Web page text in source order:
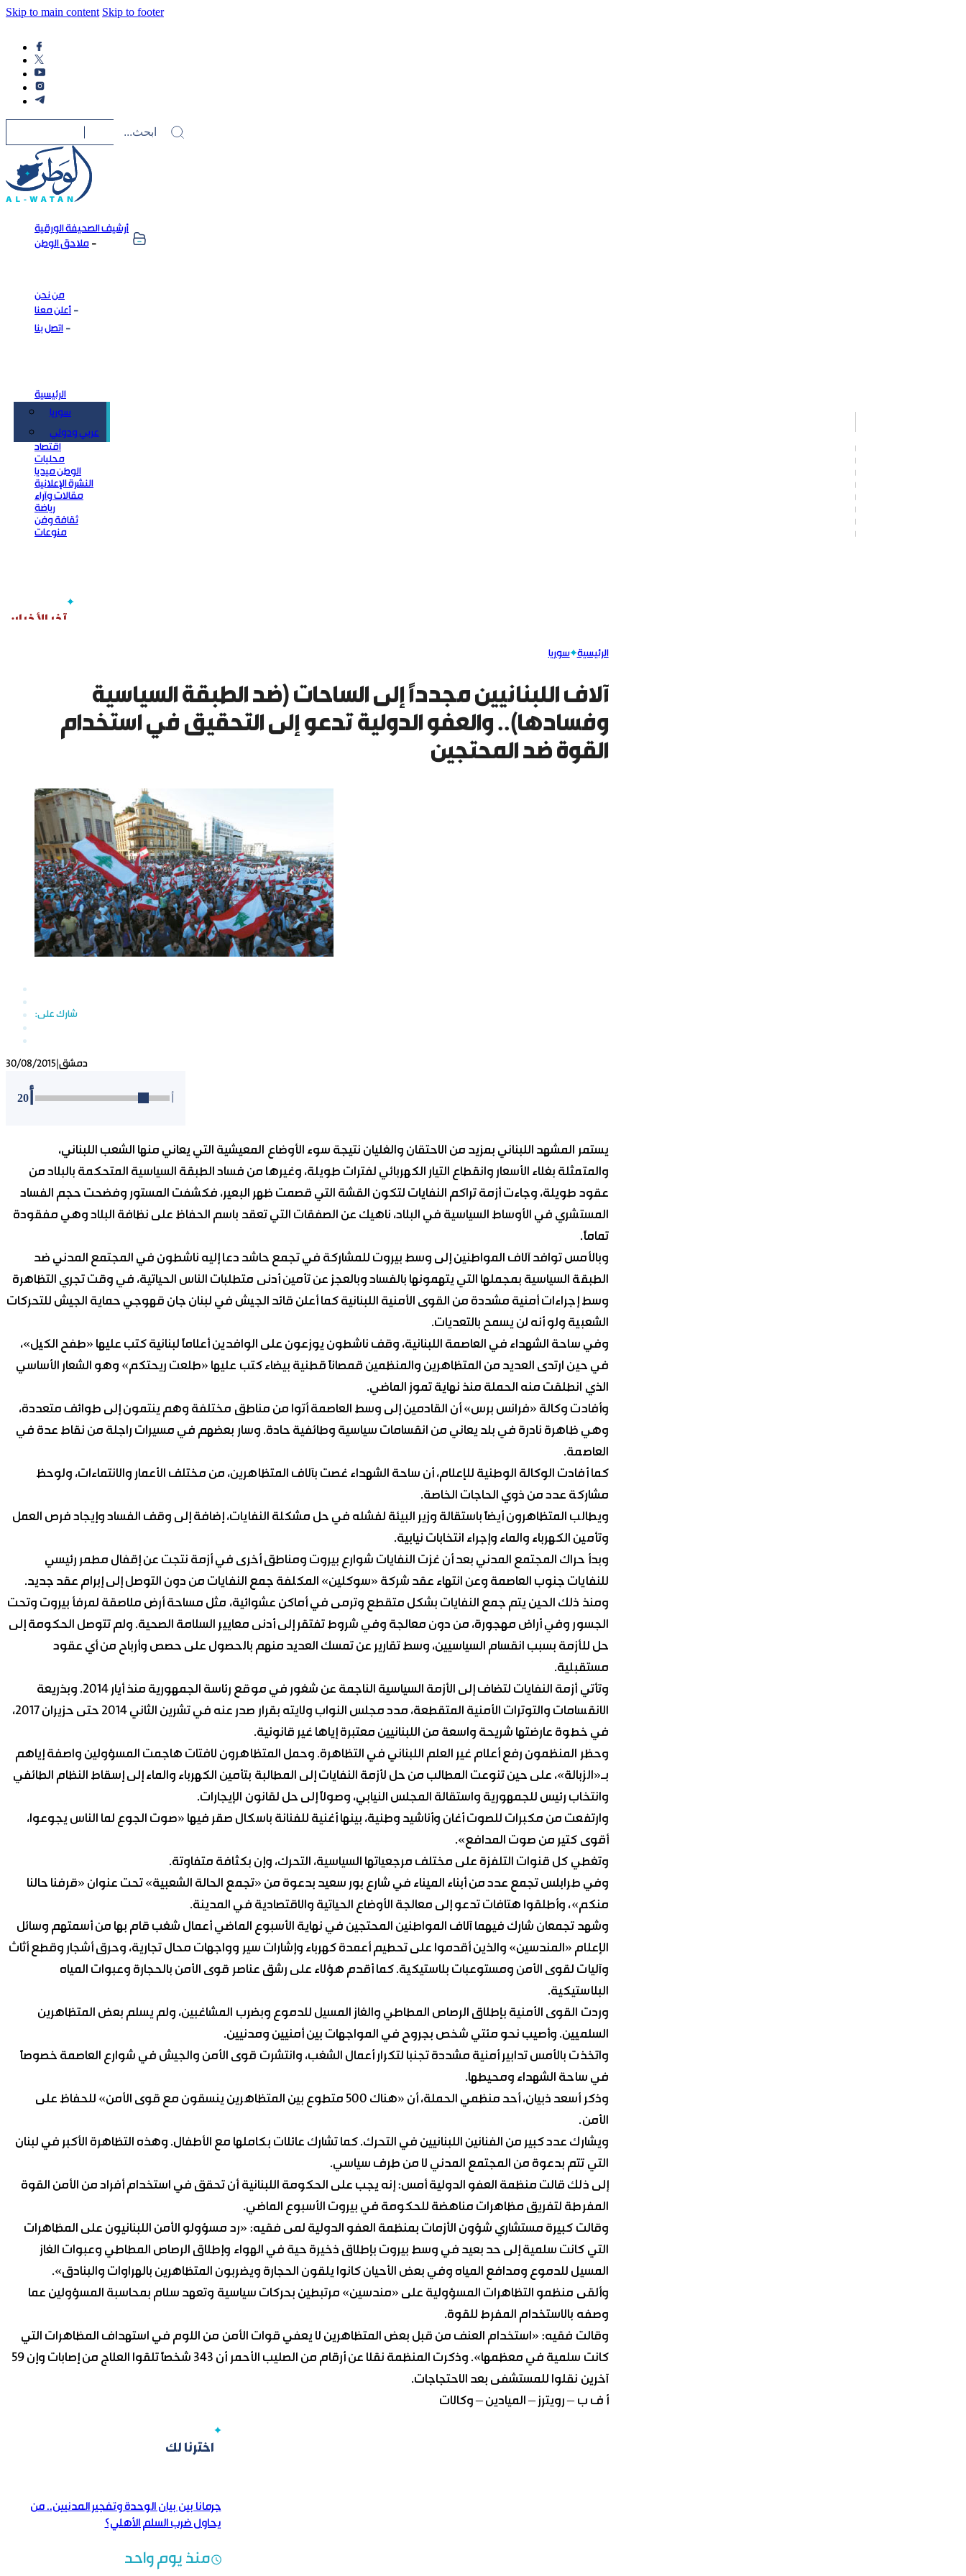
Skip to main content Skip to footer
أرشيف الصحيفة الورقية
ملاحق الوطن
من نحن
أعلن معنا
اتصل بنا
الرئيسية
سوريا
عربي ودولي
اقتصاد
محليات
الوطن ميديا
النشرة الإعلانية
مقالات وآراء
رياضة
ثقافة وفن
منوعات
الرئيسية سوريا
آلاف اللبنانيين مجدداً إلى الساحات (ضد الطبقة السياسية
وفسادها).. والعفو الدولية تدعو إلى التحقيق في استخدام
القوة ضد المحتجين
30/08/2015 دمشق
20
يستمر المشهد اللبناني بمزيد من الاحتقان والغليان نتيجة سوء الأوضاع المعيشية التي يعاني منها الشعب اللبناني،
والمتمثلة بغلاء الأسعار وانقطاع التيار الكهربائي لفترات طويلة، وغيرها من فساد الطبقة السياسية المتحكمة بالبلاد من
عقود طويلة، وجاءت أزمة تراكم النفايات لتكون القشة التي قصمت ظهر البعير، فكشفت المستور وفضحت حجم الفساد
المستشري في الأوساط السياسية في البلاد، ناهيك عن الصفقات التي تعقد باسم الحفاظ على نظافة البلاد وهي مفقودة
تماماً.
وبالأمس توافد آلاف المواطنين إلى وسط بيروت للمشاركة في تجمع حاشد دعا إليه ناشطون في المجتمع المدني ضد
الطبقة السياسية بمجملها التي يتهمونها بالفساد وبالعجز عن تأمين أدنى متطلبات الناس الحياتية، في وقت تجري التظاهرة
وسط إجراءات أمنية مشددة من القوى الأمنية اللبنانية كما أعلن قائد الجيش في لبنان جان قهوجي حماية الجيش للتحركات
الشعبية ولو أنه لن يسمح بالتعديات.
وفي ساحة الشهداء في العاصمة اللبنانية، وقف ناشطون يوزعون على الوافدين أعلاماً لبنانية كتب عليها «طفح الكيل»،
في حين ارتدى العديد من المتظاهرين والمنظمين قمصاناً قطنية بيضاء كتب عليها «طلعت ريحتكم» وهو الشعار الأساسي
الذي انطلقت منه الحملة منذ نهاية تموز الماضي.
وأفادت وكالة «فرانس برس» أن القادمين إلى وسط العاصمة أتوا من مناطق مختلفة وهم ينتمون إلى طوائف متعددة،
وهي ظاهرة نادرة في بلد يعاني من انقسامات سياسية وطائفية حادة. وسار بعضهم في مسيرات راجلة من نقاط عدة في
العاصمة.
كما أفادت الوكالة الوطنية للإعلام، أن ساحة الشهداء غصت بآلاف المتظاهرين، من مختلف الأعمار والانتماءات، ولوحظ
مشاركة عدد من ذوي الحاجات الخاصة.
ويطالب المتظاهرون أيضاً باستقالة وزير البيئة لفشله في حل مشكلة النفايات، إضافة إلى وقف الفساد وإيجاد فرص العمل
وتأمين الكهرباء والماء وإجراء انتخابات نيابية.
وبدأ حراك المجتمع المدني بعد أن غزت النفايات شوارع بيروت ومناطق أخرى في أزمة نتجت عن إقفال مطمر رئيسي
للنفايات جنوب العاصمة وعن انتهاء عقد شركة «سوكلين» المكلفة جمع النفايات من دون التوصل إلى إبرام عقد جديد.
ومنذ ذلك الحين يتم جمع النفايات بشكل متقطع وترمى في أماكن عشوائية، مثل مساحة أرض ملاصقة لمرفأ بيروت وتحت
الجسور وفي أراض مهجورة، من دون معالجة وفي شروط تفتقر إلى أدنى معايير السلامة الصحية. ولم تتوصل الحكومة إلى
حل للأزمة بسبب انقسام السياسيين، وسط تقارير عن تمسك العديد منهم بالحصول على حصص وأرباح من أي عقود
مستقبلية.
وتأتي أزمة النفايات لتضاف إلى الأزمة السياسية الناجمة عن شغور في موقع رئاسة الجمهورية منذ أيار 2014. وبذريعة
الانقسامات والتوترات الأمنية المتقطعة، مدد مجلس النواب ولايته بقرار صدر عنه في تشرين الثاني 2014 حتى حزيران 2017،
في خطوة عارضتها شريحة واسعة من اللبنانيين معتبرة إياها غير قانونية.
وحظر المنظمون رفع أعلام غير العلم اللبناني في التظاهرة. وحمل المتظاهرون لافتات هاجمت المسؤولين واصفة إياهم
بـ«الزبالة»، على حين تنوعت المطالب من حل لأزمة النفايات إلى المطالبة بتأمين الكهرباء والماء إلى إسقاط النظام الطائفي
وانتخاب رئيس للجمهورية واستقالة المجلس النيابي، وصولاً إلى حل لقانون الإيجارات.
وارتفعت من مكبرات للصوت أغان وأناشيد وطنية، بينها أغنية للفنانة باسكال صقر فيها «صوت الجوع لما الناس يجوعوا،
أقوى كتير من صوت المدافع».
وتغطي كل قنوات التلفزة على مختلف مرجعياتها السياسية، التحرك، وإن بكثافة متفاوتة.
وفي طرابلس تجمع عدد من أبناء الميناء في شارع بور سعيد بدعوة من «تجمع الحالة الشعبية» تحت عنوان «قرفنا حالنا
منكم»، وأطلقوا هتافات تدعو إلى معالجة الأوضاع الحياتية والاقتصادية في المدينة.
وشهد تجمعان شارك فيهما آلاف المواطنين المحتجين في نهاية الأسبوع الماضي أعمال شغب قام بها من أسمتهم وسائل
الإعلام «المندسين» والذين أقدموا على تحطيم أعمدة كهرباء وإشارات سير وواجهات محال تجارية، وحرق أشجار وقطع أثاث
وآليات لقوى الأمن ومستوعبات بلاستيكية. كما أقدم هؤلاء على رشق عناصر قوى الأمن بالحجارة وعبوات المياه
البلاستيكية.
وردت القوى الأمنية بإطلاق الرصاص المطاطي والغاز المسيل للدموع وبضرب المشاغبين، ولم يسلم بعض المتظاهرين
السلميين. وأصيب نحو مئتي شخص بجروح في المواجهات بين أمنيين ومدنيين.
واتخذت بالأمس تدابير أمنية مشددة تجنبا لتكرار أعمال الشغب، وانتشرت قوى الأمن والجيش في شوارع العاصمة خصوصاً
في ساحة الشهداء ومحيطها.
وذكر أسعد ذبيان، أحد منظمي الحملة، أن «هناك 500 متطوع بين المتظاهرين ينسقون مع قوى الأمن» للحفاظ على
الأمن.
ويشارك عدد كبير من الفنانين اللبنانيين في التحرك. كما تشارك عائلات بكاملها مع الأطفال. وهذه التظاهرة الأكبر في لبنان
التي تتم بدعوة من المجتمع المدني لا من طرف سياسي.
إلى ذلك قالت منظمة العفو الدولية أمس: إنه يجب على الحكومة اللبنانية أن تحقق في استخدام أفراد من الأمن القوة
المفرطة لتفريق مظاهرات مناهضة للحكومة في بيروت الأسبوع الماضي.
وقالت كبيرة مستشاري شؤون الأزمات بمنظمة العفو الدولية لمى فقيه: «رد مسؤولو الأمن اللبنانيون على المظاهرات
التي كانت سلمية إلى حد بعيد في وسط بيروت بإطلاق ذخيرة حية في الهواء وإطلاق الرصاص المطاطي وعبوات الغاز
المسيل للدموع ومدافع المياه وفي بعض الأحيان كانوا يلقون الحجارة ويضربون المتظاهرين بالهراوات والبنادق».
وألقى منظمو التظاهرات المسؤولية على «مندسين» مرتبطين بحركات سياسية وتعهد سلام بمحاسبة المسؤولين عما
وصفه بالاستخدام المفرط للقوة.
وقالت فقيه: «استخدام العنف من قبل بعض المتظاهرين لا يعفي قوات الأمن من اللوم في استهداف المظاهرات التي
كانت سلمية في معظمها». وذكرت المنظمة نقلا عن أرقام من الصليب الأحمر أن 343 شخصاً تلقوا العلاج من إصابات وإن 59
آخرين نقلوا للمستشفى بعد الاحتجاجات.
أ ف ب – رويترز – الميادين – وكالات
اخترنا لك
جرمانا بين بيان الوحدة وتفجير المدنيين.. من
يحاول ضرب السلم الأهلي؟
منذ يوم واحد